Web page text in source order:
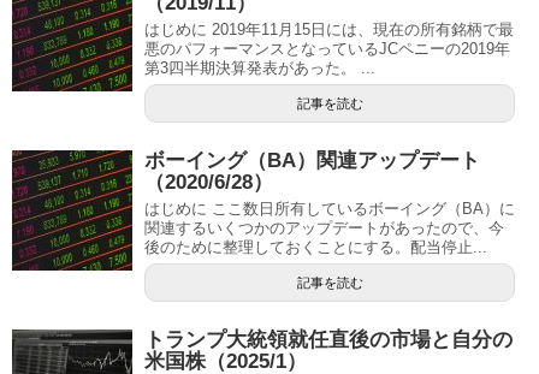
はじめに 2019年11月15日には、現在の所有銘柄で最
悪のパフォーマンスとなっているJCペニーの2019年
第3四半期決算発表があった。 ...
記事を読む
ボーイング（BA）関連アップデート
（2020/6/28）
はじめに ここ数日所有しているボーイング（BA）に
関連するいくつかのアップデートがあったので、今
後のために整理しておくことにする。配当停止...
記事を読む
トランプ大統領就任直後の市場と自分の
米国株（2025/1）